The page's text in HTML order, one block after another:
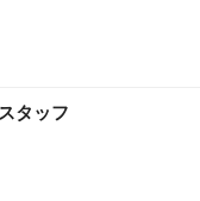
タッフ